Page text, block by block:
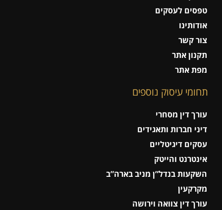
טפסים לעסקים
אודותינו
צור קשר
תקנון אתר
מפת אתר
תחומי עיסוק נוספים
עורך דין מסחרי
דיני חברות ותאגידים
עסקים דיגיטליים
אינטרנט והייטק
השקעות בנדל”ן מניב בארה”ב
מקרקעין
עורך דין צוואה וירושה